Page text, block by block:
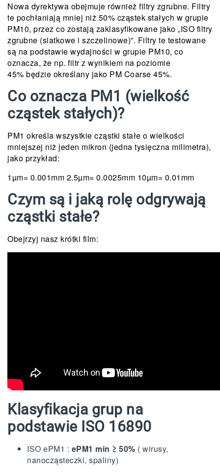
Nowa dyrektywa obejmuje również filtry zgrubne. Filtry
te pochłaniają mniej niż 50% cząstek stałych w grupie
PM10, przez co zostają zaklasyfikowane jako „ISO filtry
zgrubne (siatkowe i szczelinowe)”. Filtry te testowane
są na podstawie wydajności w grupie PM10, co
oznacza, że np. filtr z wynikiem na poziomie
45% będzie określany jako PM Coarse 45%.
Co oznacza PM1 (wielkość
cząstek stałych)?
PM1 określa wszystkie cząstki stałe o wielkości
mniejszej niż jeden mikron (jedna tysięczna milimetra),
jako przykład:
1µm= 0.001mm 2.5µm= 0.0025mm 10µm= 0.01mm
Czym są i jaką rolę odgrywają
cząstki stałe?
Obejrzyj nasz krótki film:
Klasyfikacja grup na
podstawie ISO 16890
ISO ePM1 : ePM1 min ≥ 50% ( wirusy,
nanocząsteczki, spaliny)